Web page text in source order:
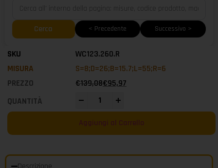
Cerca < Precedente Successivo >
WC123.260.R
S=8;D=26;B=15.7;L=55;R=6
€139,08€95,97
Aggiungi al Carrello